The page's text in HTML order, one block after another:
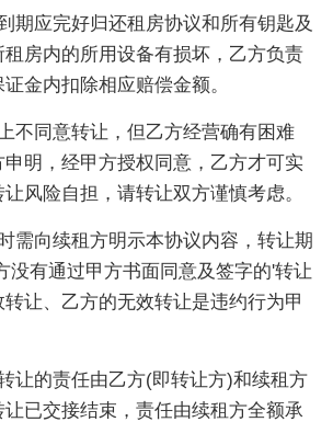
期应完好归还租房协议和所有钥匙及
房内的所用设备有损坏，乙方负责
金内扣除相应赔偿金额。
不同意转让，但乙方经营确有困难
明，经甲方授权同意，乙方才可实
风险自担，请转让双方谨慎考虑。
需向续租方明示本协议内容，转让期
没有通过甲方书面同意及签字的'转让
让、乙方的无效转让是违约行为甲
让的责任由乙方(即转让方)和续租方
已交接结束，责任由续租方全额承